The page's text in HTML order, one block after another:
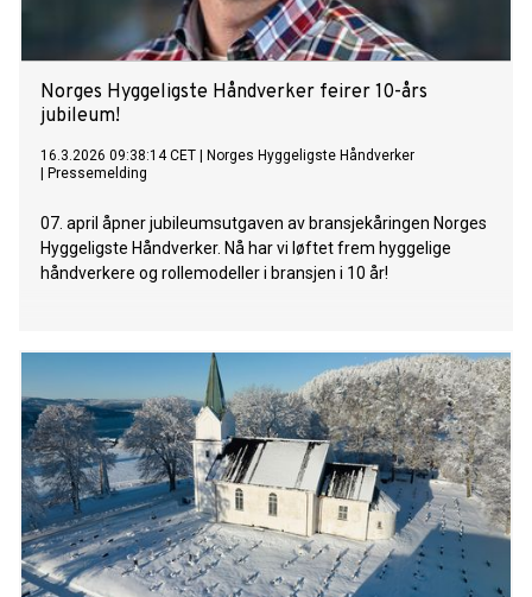
Norges Hyggeligste Håndverker feirer 10-års
jubileum!
16.3.2026 09:38:14 CET
Norges Hyggeligste Håndverker
Pressemelding
07. april åpner jubileumsutgaven av bransjekåringen Norges
Hyggeligste Håndverker. Nå har vi løftet frem hyggelige
håndverkere og rollemodeller i bransjen i 10 år!